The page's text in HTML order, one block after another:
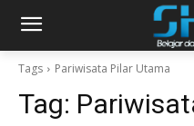
Tags Pariwisata Pilar Utama
Tag: